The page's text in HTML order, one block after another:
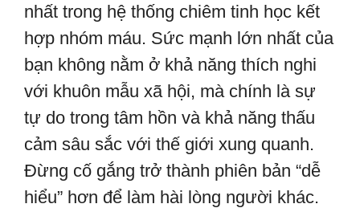
nhất trong hệ thống chiêm tinh học kết
hợp nhóm máu. Sức mạnh lớn nhất của
bạn không nằm ở khả năng thích nghi
với khuôn mẫu xã hội, mà chính là sự
tự do trong tâm hồn và khả năng thấu
cảm sâu sắc với thế giới xung quanh.
Đừng cố gắng trở thành phiên bản “dễ
hiểu” hơn để làm hài lòng người khác.